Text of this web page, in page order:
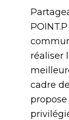
réaliser
cadre